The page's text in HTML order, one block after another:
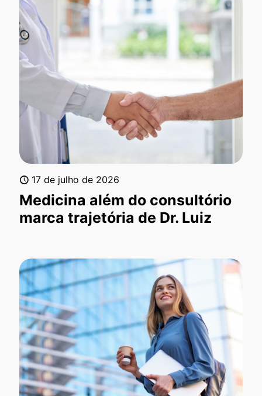
17 de julho de 2026
Medicina além do consultório
marca trajetória de Dr. Luiz